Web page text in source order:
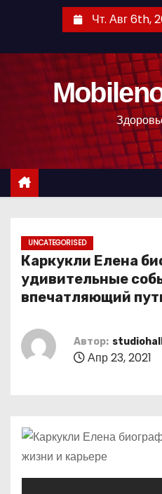
с
Чт. Авг 6th,
UNCATEGORISED
Каркукли Елена
удивительные
впечатляющий
Автор:
Апр 23, 2021